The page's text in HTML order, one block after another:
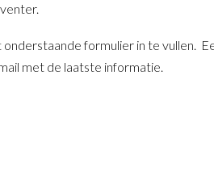
onderstaande formulier in te vullen.
met de laatste informatie.